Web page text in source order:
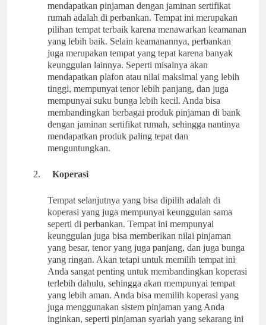
mendapatkan pinjaman dengan jaminan sertifikat
rumah adalah di perbankan. Tempat ini merupakan
pilihan tempat terbaik karena menawarkan keamanan
yang lebih baik. Selain keamanannya, perbankan
juga merupakan tempat yang tepat karena banyak
keunggulan lainnya. Seperti misalnya akan
mendapatkan plafon atau nilai maksimal yang lebih
tinggi, mempunyai tenor lebih panjang, dan juga
mempunyai suku bunga lebih kecil. Anda bisa
membandingkan berbagai produk pinjaman di bank
dengan jaminan sertifikat rumah, sehingga nantinya
mendapatkan produk paling tepat dan
menguntungkan.
2. Koperasi
Tempat selanjutnya yang bisa dipilih adalah di
koperasi yang juga mempunyai keunggulan sama
seperti di perbankan. Tempat ini mempunyai
keunggulan juga bisa memberikan nilai pinjaman
yang besar, tenor yang juga panjang, dan juga bunga
yang ringan. Akan tetapi untuk memilih tempat ini
Anda sangat penting untuk membandingkan koperasi
terlebih dahulu, sehingga akan mempunyai tempat
yang lebih aman. Anda bisa memilih koperasi yang
juga menggunakan sistem pinjaman yang Anda
inginkan, seperti pinjaman syariah yang sekarang ini